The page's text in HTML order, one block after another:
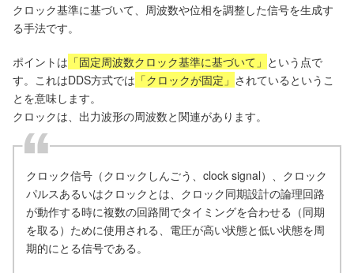
クロック基準に基づいて、周波数や位相を調整した信号を生成す
る手法です。
ポイントは 「固定周波数クロック基準に基づいて」 という点で
す。これはDDS方式では 「クロックが固定」 されているというこ
とを意味します。
クロックは、出力波形の周波数と関連があります。
クロック信号（クロックしんごう、clock signal）、クロック
パルスあるいはクロックとは、クロック同期設計の論理回路
が動作する時に複数の回路間でタイミングを合わせる（同期
を取る）ために使用される、電圧が高い状態と低い状態を周
期的にとる信号である。